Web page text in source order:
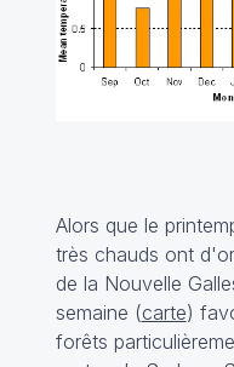
Alors que le
très chauds ont
de la Nouvelle
semaine (carte)
forêts